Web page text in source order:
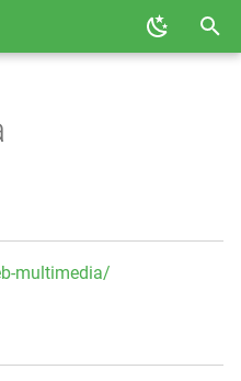
multimedia/